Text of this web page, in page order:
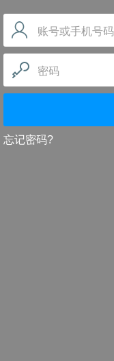
账号或手机号码
密码
忘记密码?